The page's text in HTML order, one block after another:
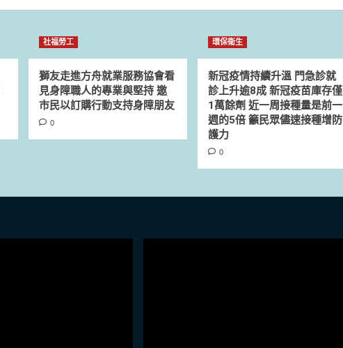
社福勞工
獅友走進方舟就業服務協會看
見身障職人的專業與堅持 邀
市民以訂購行動支持身障朋友
0
環保衛生
新冠疫情持續升溫 門急診就
診上升逾8成 新冠疫苗庫存僅
1萬餘劑 近一周接種量是前一
週的5倍 籲民眾儘速接種增防
護力
0